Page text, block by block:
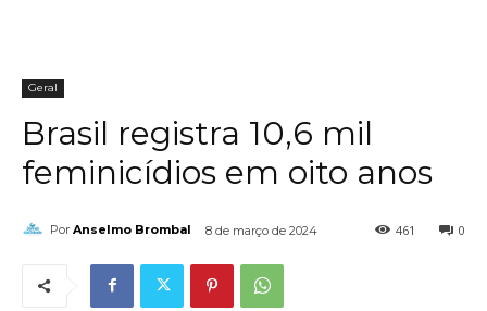
Geral
Brasil registra 10,6 mil
feminicídios em oito anos
Por Anselmo Brombal 8 de março de 2024 0
461